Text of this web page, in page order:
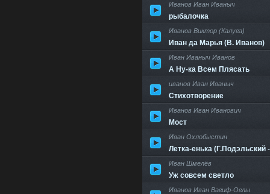
Иванов Иван Иваныч
рыбалочка
Иванов Виктор (Калуга)
Иван да Марья (В. Иванов)
Иван Иваныч Иванов
А Ну-ка Всем Плясать
иванов Иван Иваныч
Стихотворение
Иванов Иван Иванович
Мост
Иван Охлобыстин
Летка-енька (Г.Подэльский
Иван Шмелёв
Уж совсем светло
Иванов Иван Вагиф-Оглы